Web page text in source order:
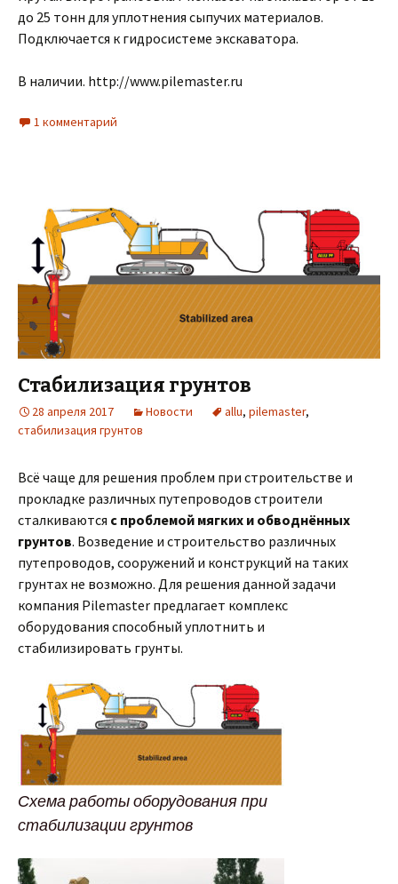
до 25 тонн для уплотнения сыпучих материалов.
Подключается к гидросистеме экскаватора.
В наличии. http://www.pilemaster.ru
1 комментарий
Стабилизация грунтов
28 апреля 2017 Новости allu, pilemaster,
стабилизация грунтов
Всё чаще для решения проблем при строительстве и
прокладке различных путепроводов строители
сталкиваются с проблемой мягких и обводнённых
грунтов. Возведение и строительство различных
путепроводов, сооружений и конструкций на таких
грунтах не возможно. Для решения данной задачи
компания Pilemaster предлагает комплекс
оборудования способный уплотнить и
стабилизировать грунты.
Схема работы оборудования при
стабилизации грунтов